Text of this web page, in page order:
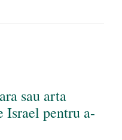
sau arta
pentru a-